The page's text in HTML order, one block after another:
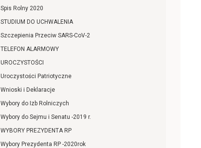
Spis Rolny 2020
STUDIUM DO UCHWALENIA
Szczepienia Przeciw SARS-CoV-2
TELEFON ALARMOWY
UROCZYSTOŚCI
Uroczystości Patriotyczne
Wnioski i Deklaracje
Wybory do Izb Rolniczych
Wybory do Sejmu i Senatu -2019 r.
WYBORY PREZYDENTA RP
Wybory Prezydenta RP -2020rok